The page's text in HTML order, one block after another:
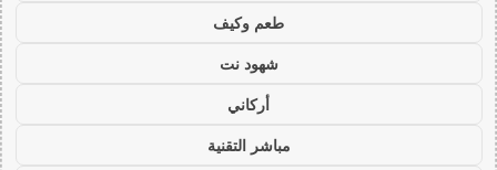
طعم وكيف
شهود نت
أركاني
مباشر التقنية